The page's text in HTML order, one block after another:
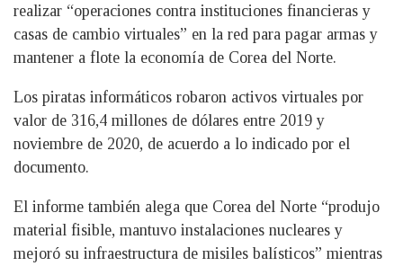
realizar “operaciones contra instituciones financieras y
casas de cambio virtuales” en la red para pagar armas y
mantener a flote la economía de Corea del Norte.
Los piratas informáticos robaron activos virtuales por
valor de 316,4 millones de dólares entre 2019 y
noviembre de 2020, de acuerdo a lo indicado por el
documento.
El informe también alega que Corea del Norte “produjo
material fisible, mantuvo instalaciones nucleares y
mejoró su infraestructura de misiles balísticos” mientras